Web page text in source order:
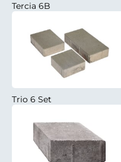
Tercia 6B
Trio 6 Set